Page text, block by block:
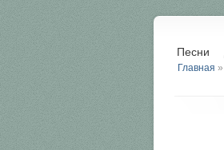
Песни
Главная »